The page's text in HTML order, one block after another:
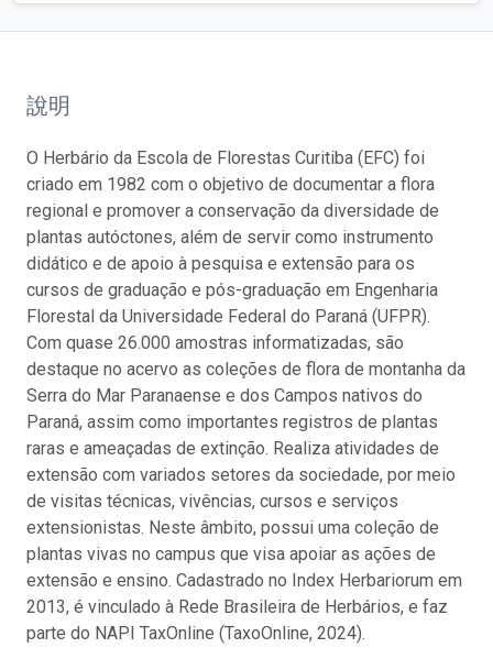
說明
O Herbário da Escola de Florestas Curitiba (EFC) foi
criado em 1982 com o objetivo de documentar a flora
regional e promover a conservação da diversidade de
plantas autóctones, além de servir como instrumento
didático e de apoio à pesquisa e extensão para os
cursos de graduação e pós-graduação em Engenharia
Florestal da Universidade Federal do Paraná (UFPR).
Com quase 26.000 amostras informatizadas, são
destaque no acervo as coleções de flora de montanha da
Serra do Mar Paranaense e dos Campos nativos do
Paraná, assim como importantes registros de plantas
raras e ameaçadas de extinção. Realiza atividades de
extensão com variados setores da sociedade, por meio
de visitas técnicas, vivências, cursos e serviços
extensionistas. Neste âmbito, possui uma coleção de
plantas vivas no campus que visa apoiar as ações de
extensão e ensino. Cadastrado no Index Herbariorum em
2013, é vinculado à Rede Brasileira de Herbários, e faz
parte do NAPI TaxOnline (TaxoOnline, 2024).